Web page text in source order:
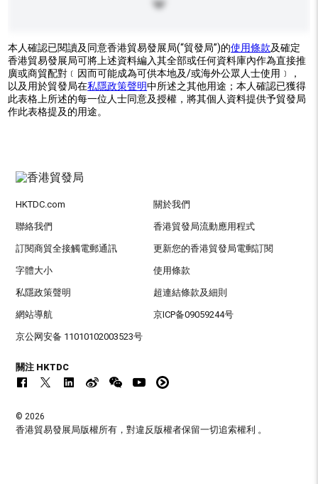
本人確認已閱讀及同意香港貿易發展局(“貿發局”)的使用條款及確定
香港貿易發展局可將上述資料編入其全部或任何資料庫內作為直接推
廣或商貿配對﹝因而可能成為可供本地及/或海外公眾人士使用﹞，
以及用於貿發局在私隱政策聲明中所述之其他用途；本人確認已獲得
此表格上所述的每一位人士同意及授權，將其個人資料提供予貿發局
作此表格提及的用途。
HKTDC.com 關於我們
聯絡我們 香港貿發局流動應用程式
訂閱商貿全接觸電郵通訊 更新您的香港貿發局電郵訂閱
字體大小 使用條款
私隱政策聲明 超連結條款及細則
網站導航 京ICP备09059244号
京公网安备 11010102003523号
關注 HKTDC
© 2026
香港貿易發展局版權所有，對違反版權者保留一切追索權利 。